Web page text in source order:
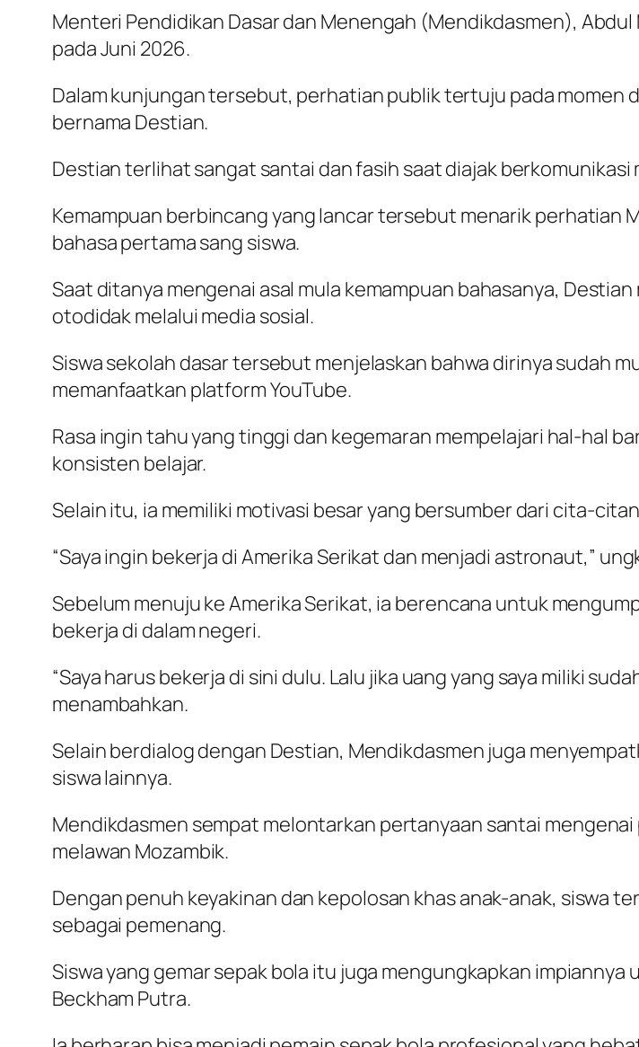
Menteri Pendidikan Dasar dan Menengah (Mendikdasmen), Abdul
pada Juni 2026.
Dalam kunjungan tersebut, perhatian publik tertuju pada momen
bernama Destian.
Destian terlihat sangat santai dan fasih saat diajak berkomunikasi
Kemampuan berbincang yang lancar tersebut menarik perhatian
bahasa pertama sang siswa.
Saat ditanya mengenai asal mula kemampuan bahasanya,
otodidak melalui media sosial.
Siswa sekolah dasar tersebut menjelaskan bahwa dirinya sudah
memanfaatkan platform YouTube.
Rasa ingin tahu yang tinggi dan kegemaran mempelajari hal-hal
konsisten belajar.
Selain itu, ia memiliki motivasi besar yang bersumber dari cita-
“Saya ingin bekerja di Amerika Serikat dan menjadi astronaut,”
Sebelum menuju ke Amerika Serikat, ia berencana untuk
bekerja di dalam negeri.
“Saya harus bekerja di sini dulu. Lalu jika uang yang saya miliki
menambahkan.
Selain berdialog dengan Destian, Mendikdasmen juga
siswa lainnya.
Mendikdasmen sempat melontarkan pertanyaan santai
melawan Mozambik.
Dengan penuh keyakinan dan kepolosan khas anak-anak, siswa
sebagai pemenang.
Siswa yang gemar sepak bola itu juga mengungkapkan
Beckham Putra.